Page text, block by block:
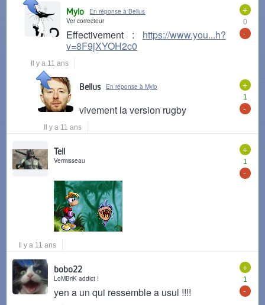
+
0
-
Mylo
En réponse à Bellus
Ver correcteur
Effectivement : https://www.you...h?
v=8F9jXYOH2c0
Il y a 11 ans
+
1
-
Bellus En réponse à Mylo
vivement la version rugby
Il y a 11 ans
+
1
-
Tell
Vermisseau
Il y a 11 ans
+
1
-
bobo22
LoMBriK addict !
yen a un qui ressemble a usul !!!!